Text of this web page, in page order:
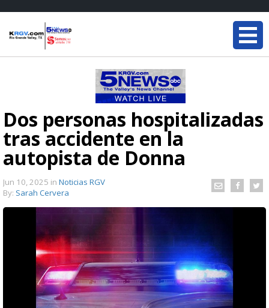
Dos personas hospitalizadas
tras accidente en la
autopista de Donna
Jun 10, 2025 in Noticias RGV
By: Sarah Cervera